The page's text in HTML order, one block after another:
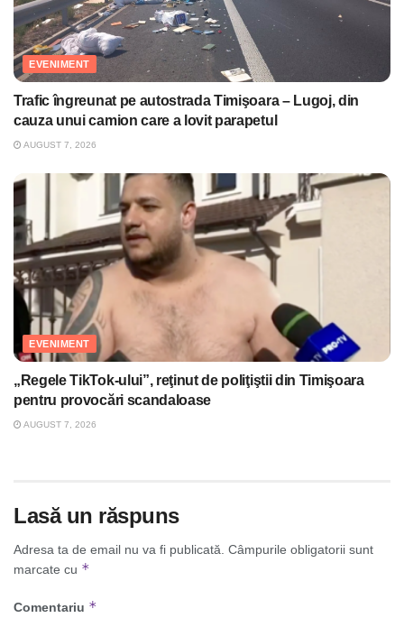
EVENIMENT
Trafic îngreunat pe autostrada Timişoara – Lugoj, din
cauza unui camion care a lovit parapetul
AUGUST 7, 2026
EVENIMENT
„Regele TikTok-ului”, reţinut de poliţiştii din Timişoara
pentru provocări scandaloase
AUGUST 7, 2026
Lasă un răspuns
Adresa ta de email nu va fi publicată. Câmpurile obligatorii sunt
marcate cu *
Comentariu *